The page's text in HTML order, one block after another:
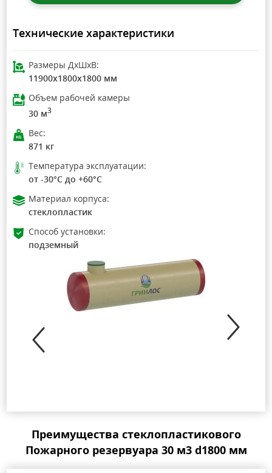
Технические характеристики
Размеры ДхШхВ:
11900x1800x1800 мм
Объем рабочей камеры
30 м3
Вес:
871 кг
Температура эксплуатации:
от -30°C до +60°C
Материал корпуса:
стеклопластик
Способ установки:
подземный
Преимущества стеклопластикового
Пожарного резервуара 30 м3 d1800 мм